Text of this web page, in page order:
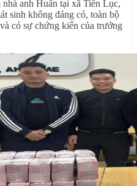
anh Huấn tại xã Tiên Lục,
sinh không đáng có, toàn bộ
có sự chứng kiến của trưởng